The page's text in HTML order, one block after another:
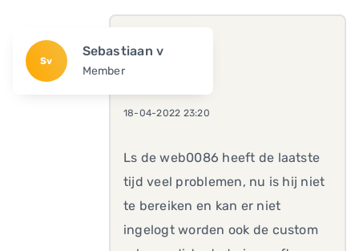
Sv
Sebastiaan v
Member
18-04-2022 23:20
Ls de web0086 heeft de laatste
tijd veel problemen, nu is hij niet
te bereiken en kan er niet
ingelogt worden ook de custom